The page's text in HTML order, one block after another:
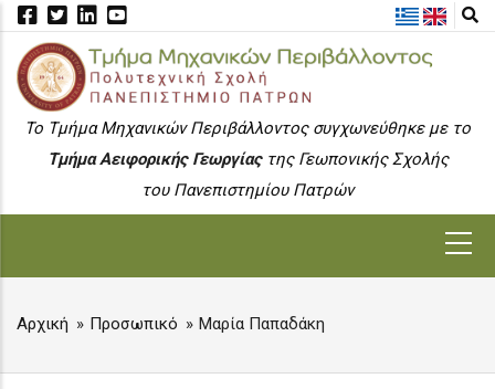
Skip
main
content
To Τμήμα Μηχανικών Περιβάλλοντος συγχωνεύθηκε με το
Τμήμα Αειφορικής Γεωργίαςτης Γεωπονικής Σχολής
του Πανεπιστημίου Πατρών
BREADCRUMB
Αρχική Προσωπικό Μαρία Παπαδάκη